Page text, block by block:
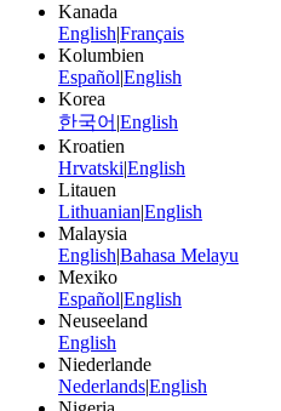
Kanada
English|Français
Kolumbien
Español|English
Korea
한국어 |English
Kroatien
Hrvatski|English
Litauen
Lithuanian|English
Malaysia
English|Bahasa Melayu
Mexiko
Español|English
Neuseeland
English
Niederlande
Nederlands|English